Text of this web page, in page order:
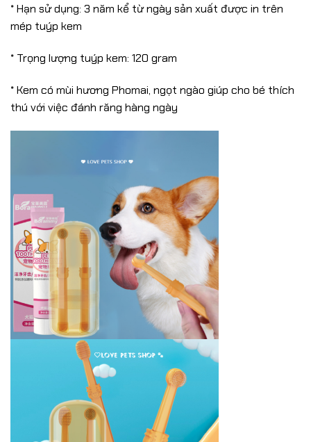
* Hạn sử dụng: 3 năm kể từ ngày sản xuất được in trên
mép tuýp kem
* Trọng lượng tuýp kem: 120 gram
* Kem có mùi hương Phomai, ngọt ngào giúp cho bé thích
thú với việc đánh răng hàng ngày